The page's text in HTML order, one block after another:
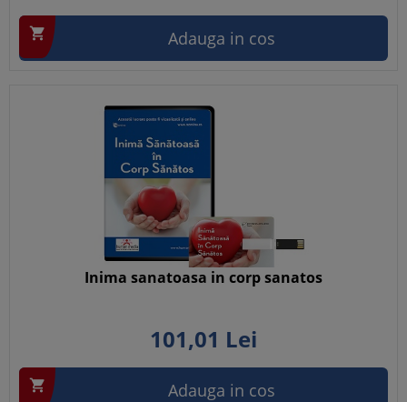
 Adauga in cos
Inima sanatoasa in corp sanatos
101,01 Lei
 Adauga in cos